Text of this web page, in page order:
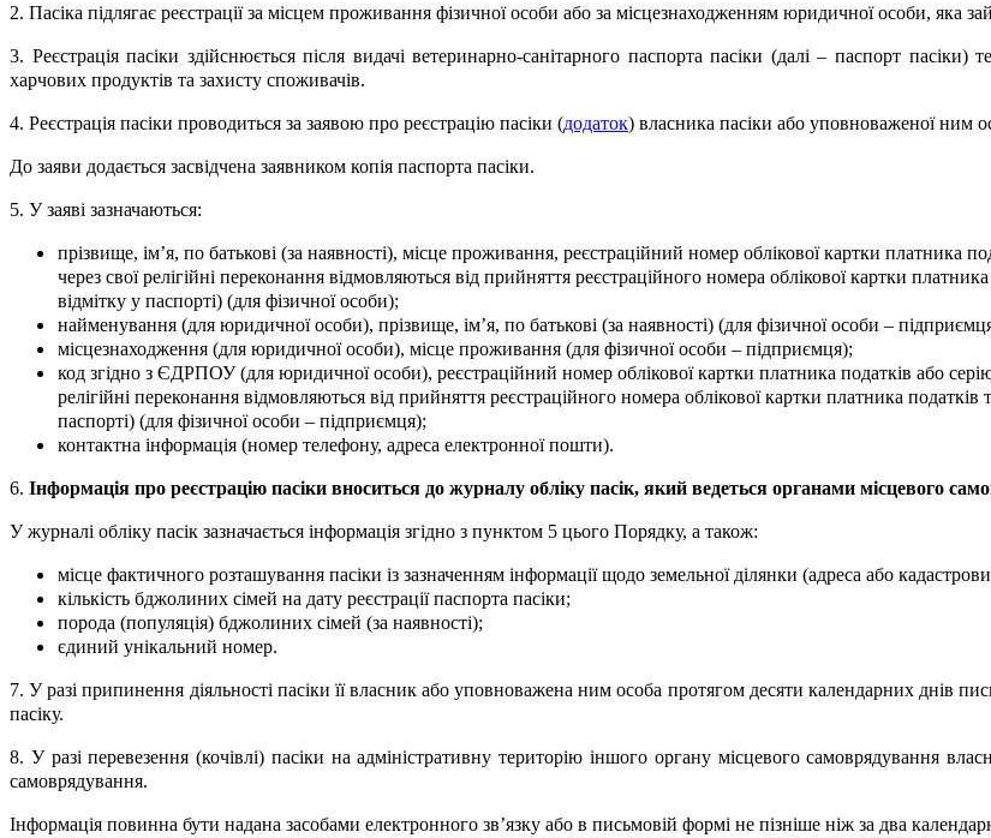
2. Пасіка підлягає реєстрації за місцем проживання фізичної особи або за місцезнаходженням юридичної особи, яка
3. Реєстрація пасіки здійснюється після видачі ветеринарно-санітарного паспорта пасіки (далі – паспорт
харчових продуктів та захисту споживачів.
4. Реєстрація пасіки проводиться за заявою про реєстрацію пасіки (додаток) власника пасіки або уповноваженої ним
До заяви додається засвідчена заявником копія паспорта пасіки.
5. У заяві зазначаються:
прізвище, ім’я, по батькові (за наявності), місце проживання, реєстраційний номер облікової картки платника
через свої релігійні переконання відмовляються від прийняття реєстраційного номера облікової картки
відмітку у паспорті) (для фізичної особи);
найменування (для юридичної особи), прізвище, ім’я, по батькові (за наявності) (для фізичної особи –
місцезнаходження (для юридичної особи), місце проживання (для фізичної особи – підприємця);
код згідно з ЄДРПОУ (для юридичної особи), реєстраційний номер облікової картки платника податків або
релігійні переконання відмовляються від прийняття реєстраційного номера облікової картки платника
паспорті) (для фізичної особи – підприємця);
контактна інформація (номер телефону, адреса електронної пошти).
6. Інформація про реєстрацію пасіки вноситься до журналу обліку пасік, який ведеться органами місцевого
У журналі обліку пасік зазначається інформація згідно з пунктом 5 цього Порядку, а також:
місце фактичного розташування пасіки із зазначенням інформації щодо земельної ділянки (адреса або
кількість бджолиних сімей на дату реєстрації паспорта пасіки;
порода (популяція) бджолиних сімей (за наявності);
єдиний унікальний номер.
7. У разі припинення діяльності пасіки її власник або уповноважена ним особа протягом десяти календарних днів
пасіку.
8. У разі перевезення (кочівлі) пасіки на адміністративну територію іншого органу місцевого самоврядування
самоврядування.
Інформація повинна бути надана засобами електронного зв’язку або в письмовій формі не пізніше ніж за два